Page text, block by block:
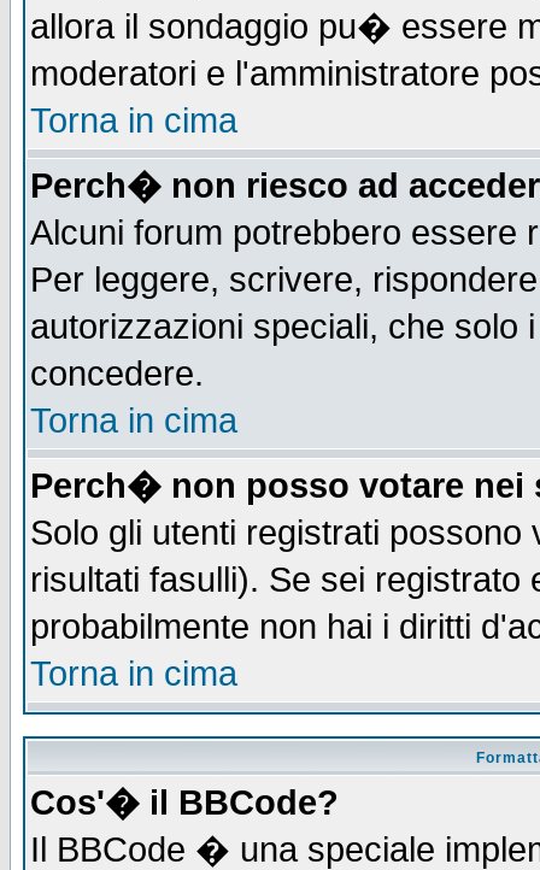
allora il sondaggio pu� essere
moderatori e l'amministratore
Torna in cima
Perch� non riesco ad
Alcuni forum potrebbero essere
Per leggere, scrivere,
autorizzazioni speciali, che solo
concedere.
Torna in cima
Perch� non posso votare nei
Solo gli utenti registrati
risultati fasulli). Se sei
probabilmente non hai i diritti
Torna in cima
Cos'� il BBCode?
Il BBCode � una speciale